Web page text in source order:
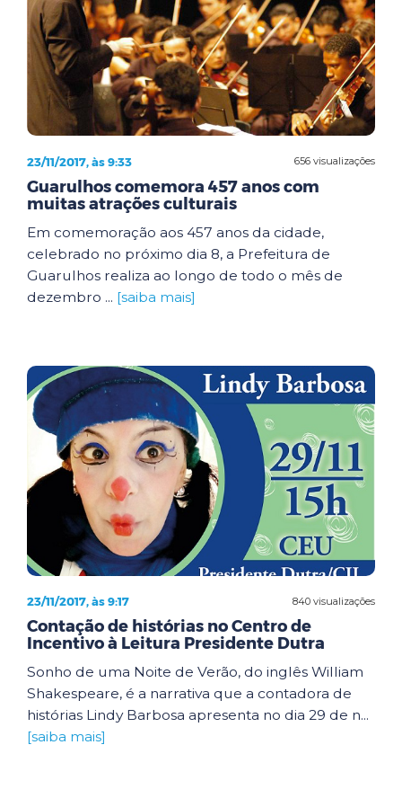
656 visualizações
23/11/2017, às 9:33
Guarulhos comemora 457 anos com
muitas atrações culturais
Em comemoração aos 457 anos da cidade,
celebrado no próximo dia 8, a Prefeitura de
Guarulhos realiza ao longo de todo o mês de
dezembro ... [saiba mais]
840 visualizações
23/11/2017, às 9:17
Contação de histórias no Centro de
Incentivo à Leitura Presidente Dutra
Sonho de uma Noite de Verão, do inglês William
Shakespeare, é a narrativa que a contadora de
histórias Lindy Barbosa apresenta no dia 29 de n...
[saiba mais]